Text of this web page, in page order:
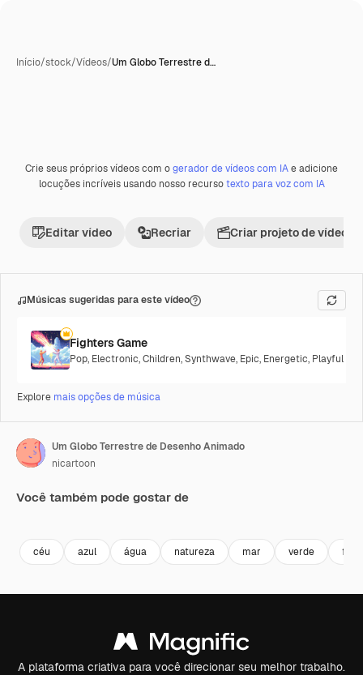
Início/stock/Vídeos/Um Globo Terrestre d…
Crie seus próprios vídeos com ogerador de vídeos com IAe adicione
locuções incríveis usando nosso recursotexto para voz com IA
Editar vídeo Recriar Criar projeto de vídeo
Músicas sugeridas para este vídeo
Fighters Game
Pop, Electronic,Children,Synthwave, Epic, Energetic, Playful
Explore mais opções de música
Um Globo Terrestre de Desenho Animado
nicartoon
Você também pode gostar de
céu azul água natureza mar verde
A plataforma criativa para você direcionar seu melhor trabalho.